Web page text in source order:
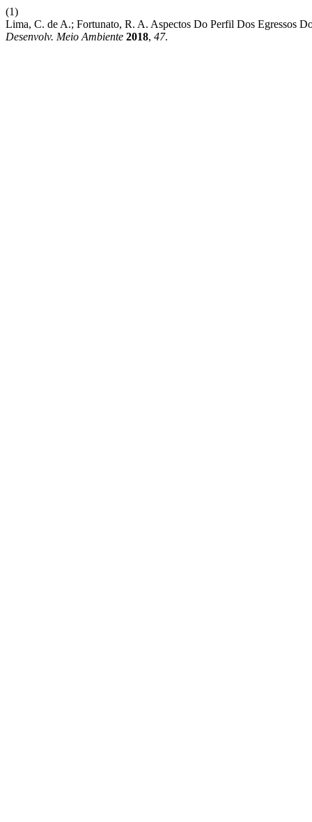
(1)
Lima, C. de A.; Fortunato, R. A. Aspectos Do Perfil Dos Egressos
Desenvolv. Meio Ambiente 2018, 47.